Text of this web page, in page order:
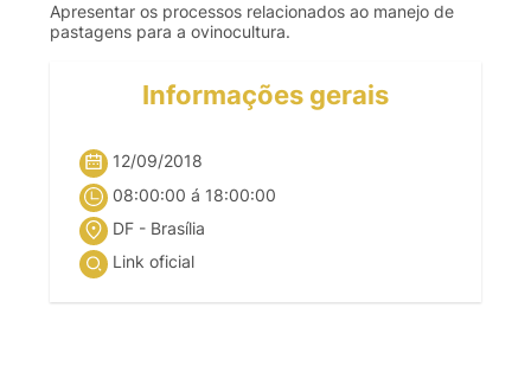
Apresentar os processos relacionados ao manejo de
pastagens para a ovinocultura.
Informações gerais
12/09/2018
08:00:00 á 18:00:00
DF - Brasília
Link oficial